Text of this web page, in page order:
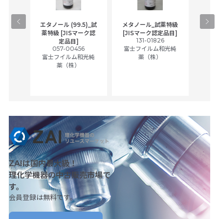
エタノール (99.5)_試
薬特級 [JISマーク認
定品目]
057-00456
富士フイルム和光純
薬（株）
メタノール_試薬特級
[JISマーク認定品目]
131-01826
富士フイルム和光純
薬（株）
ア
ZAIは国内最大級！
理化学機器の中古販売市場で
す。
会員登録は無料です。